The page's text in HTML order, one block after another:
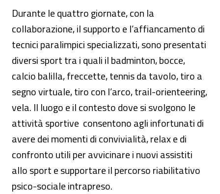
Durante le quattro giornate, con la
collaborazione, il supporto e l’affiancamento di
tecnici paralimpici specializzati, sono presentati
diversi sport tra i quali il badminton, bocce,
calcio balilla, freccette, tennis da tavolo, tiro a
segno virtuale, tiro con l’arco, trail-orienteering,
vela. Il luogo e il contesto dove si svolgono le
attività sportive consentono agli infortunati di
avere dei momenti di convivialità, relax e di
confronto utili per avvicinare i nuovi assistiti
allo sport e supportare il percorso riabilitativo
psico-sociale intrapreso.